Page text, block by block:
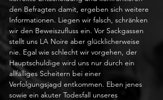
den Befragten damit, ergeben sich weitere
Informationen. Liegen wir falsch, schränken
wir den Beweiszufluss ein. Vor Sackgassen
stellt uns LA Noire aber glücklicherweise
nie. Egal wie schlecht wir vorgehen, der
Hauptschuldige wird uns nur durch ein
allfälliges Scheitern bei einer
Verfolgungsjagd entkommen. Eben jenes
sowie ein akuter Todesfall unseres